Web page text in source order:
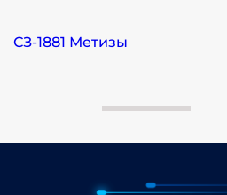
СЗ-1881 Метизы